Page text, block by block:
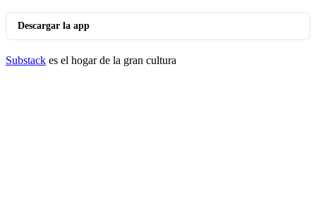
Descargar la app
Substack es el hogar de la gran cultura